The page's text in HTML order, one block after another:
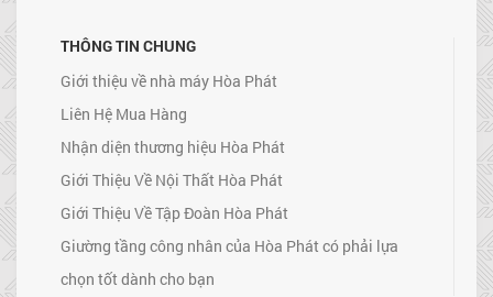
THÔNG TIN CHUNG
Giới thiệu về nhà máy Hòa Phát
Liên Hệ Mua Hàng
Nhận diện thương hiệu Hòa Phát
Giới Thiệu Về Nội Thất Hòa Phát
Giới Thiệu Về Tập Đoàn Hòa Phát
Giường tầng công nhân của Hòa Phát có phải lựa
chọn tốt dành cho bạn